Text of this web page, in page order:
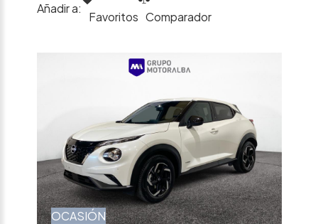
Añadir a:
Favoritos Comparador
OCASIÓN